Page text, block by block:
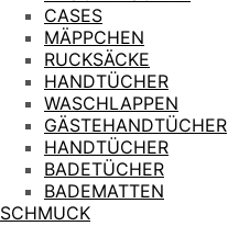
CASES
MÄPPCHEN
RUCKSÄCKE
HANDTÜCHER
WASCHLAPPEN
GÄSTEHANDTÜCHER
HANDTÜCHER
BADETÜCHER
BADEMATTEN
SCHMUCK